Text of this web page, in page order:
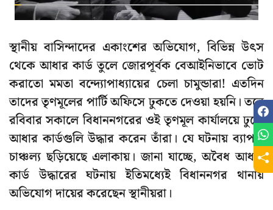
স্থানীয় বাসিন্দাদের একাংশের অভিযোগ, বিভিন্ন উৎস
থেকে আধার কার্ড তুলে জোরপূর্বক বেআইনিভাবে ভোট
করাতো মমতা বন্দ্যোপাধ্যায়ের চেলা চামুন্ডারা! এতদিন
তাদের তৃণমূলের পার্টি অফিসে ঢুকতে দেওয়া হয়নি। তবে
রবিবার সকালে বিধাননগরের ওই তৃণমূল কার্যালয়ে ঢুকে
আধার কার্ডগুলি উদ্ধার করেন তাঁরা। যে ঘটনায় ব্যাপক
চাঞ্চল্য ছড়িয়েছে এলাকায়। জানা যাচ্ছে, অবৈধ আধার
কার্ড উদ্ধারের ঘটনায় ইতিমধ্যেই বিধাননগর থানায়
অভিযোগ দায়ের করেছেন স্থানীয়রা।